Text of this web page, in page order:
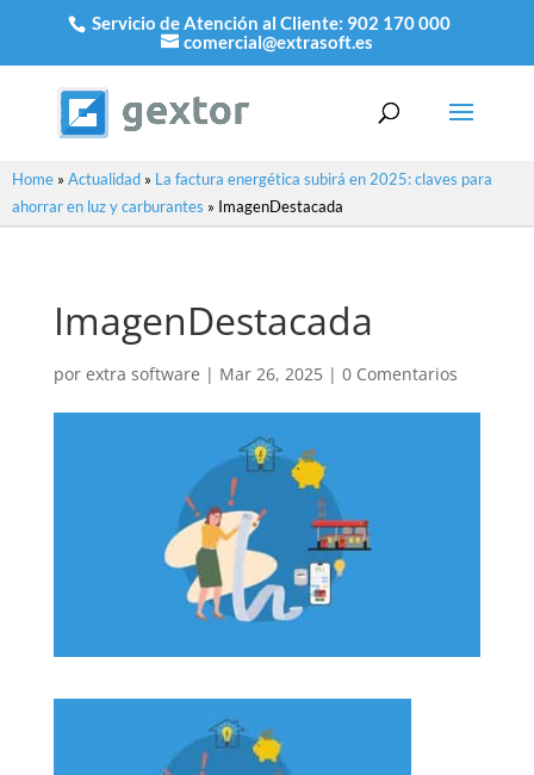
Servicio de Atención al Cliente: 902 170 000
comercial@extrasoft.es
Home » Actualidad » La factura energética subirá en 2025: claves para
ahorrar en luz y carburantes » ImagenDestacada
ImagenDestacada
por extra software | Mar 26, 2025| 0 Comentarios